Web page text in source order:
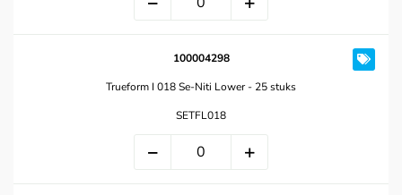
100004298
Trueform I 018 Se-Niti Lower - 25 stuks
SETFL018